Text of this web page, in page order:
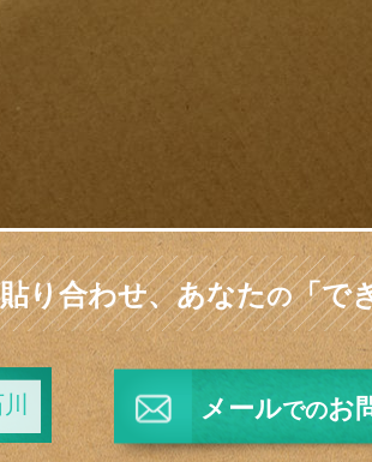
貼り合わせ、あなたの「で
メールでのお